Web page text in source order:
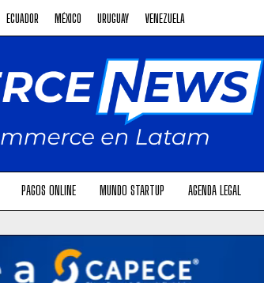
ECUADOR MÉXICO URUGUAY VENEZUELA
PAGOS ONLINE MUNDO STARTUP AGENDA LEGAL